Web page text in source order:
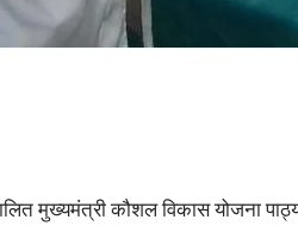
मुख्यमंत्री कौशल विकास